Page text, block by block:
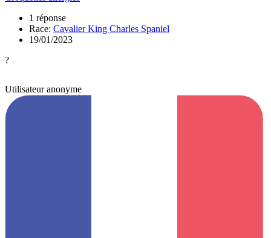
1 réponse
Race: Cavalier King Charles Spaniel
19/01/2023
?
Utilisateur anonyme